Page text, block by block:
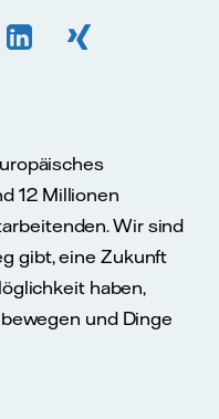
12 Millionen
Wir sind
gibt, eine Zukunft
haben,
und Dinge